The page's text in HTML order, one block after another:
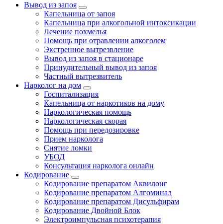
Вывод из запоя
Капельница от запоя
Капельница при алкогольной интоксикации
Лечение похмелья
Помощь при отравлении алкоголем
Экстренное вытрезвление
Вывод из запоя в стационаре
Принудительный вывод из запоя
Частный вытрезвитель
Нарколог на дом
Госпитализация
Капельница от наркотиков на дому
Наркологическая помощь
Наркологическая скорая
Помощь при передозировке
Прием нарколога
Снятие ломки
УБОД
Консультация нарколога онлайн
Кодирование
Кодирование препаратом Аквилонг
Кодирование препаратом Алгоминал
Кодирование препаратом Дисульфирам
Кодирование Двойной Блок
Электроимпульсная психотерапия